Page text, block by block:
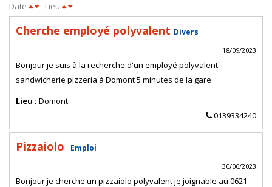
Date - Lieu
Cherche employé polyvalent Divers
18/09/2023
Bonjour je suis à la recherche d'un employé polyvalent
sandwicherie pizzeria à Domont 5 minutes de la gare
Lieu : Domont
0139334240
Pizzaiolo Emploi
30/06/2023
Bonjour je cherche un pizzaiolo polyvalent je joignable au 0621